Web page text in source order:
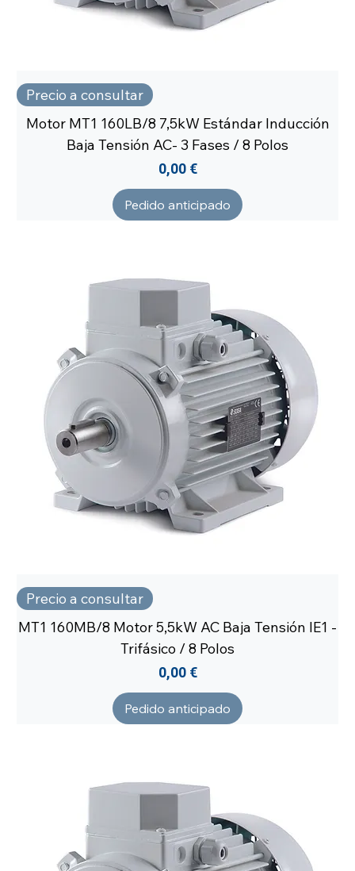
Precio a consultar
Motor MT1 160LB/8 7,5kW Estándar Inducción
Baja Tensión AC- 3 Fases / 8 Polos
Precio
0,00 €
Pedido anticipado
Precio a consultar
MT1 160MB/8 Motor 5,5kW AC Baja Tensión IE1 -
Trifásico / 8 Polos
Precio
0,00 €
Pedido anticipado